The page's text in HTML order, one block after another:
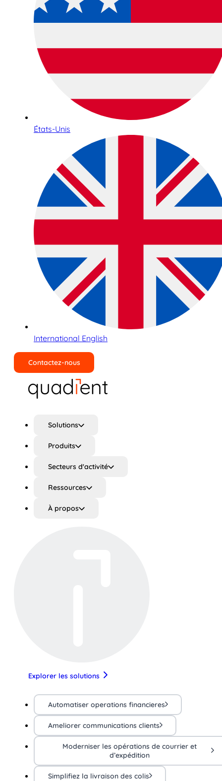
États-Unis
International English
Contactez-nous
Solutions
Produits
Secteurs d'activité
Ressources
À propos
Explorer les solutions
Automatiser operations financieres
Ameliorer communications clients
Moderniser les opérations de courrier et
d’expédition
Simplifiez la livraison des colis